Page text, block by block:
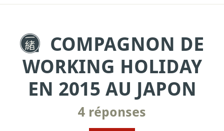
COMPAGNON DE
WORKING HOLIDAY
EN 2015 AU JAPON
4 réponses